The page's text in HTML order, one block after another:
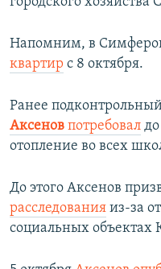
Напомним, в
квартир с 8 октября.
Ранее
Аксенов потребовал
отопление во всех
До этого Аксенов
расследования из-за
социальных объектах